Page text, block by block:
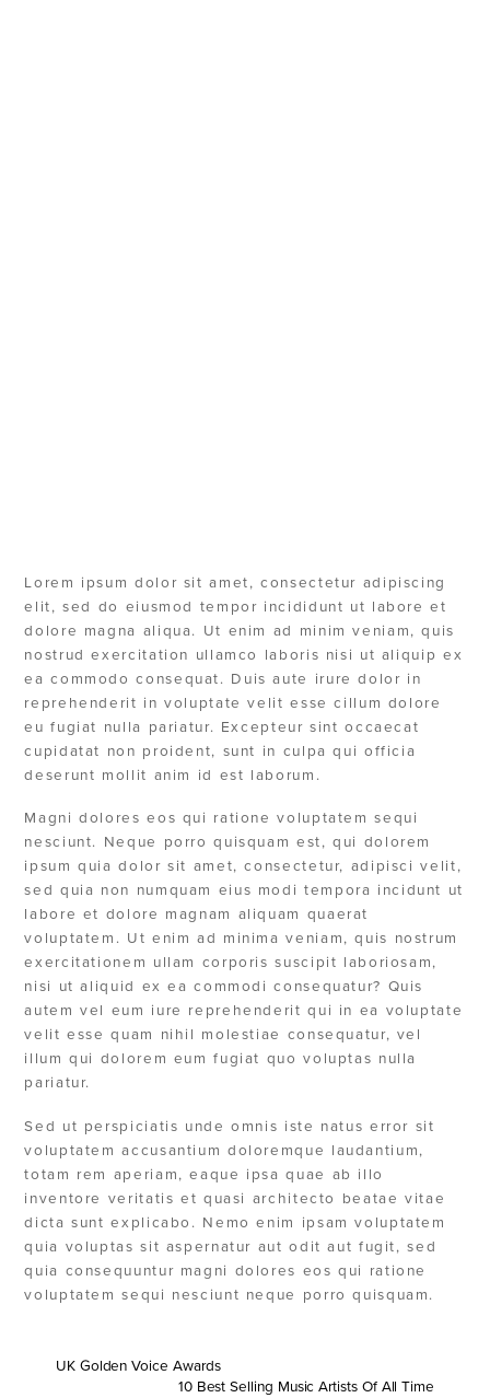
Lorem ipsum dolor sit amet, consectetur adipiscing
elit, sed do eiusmod tempor incididunt ut labore et
dolore magna aliqua. Ut enim ad minim veniam, quis
nostrud exercitation ullamco laboris nisi ut aliquip ex
ea commodo consequat. Duis aute irure dolor in
reprehenderit in voluptate velit esse cillum dolore
eu fugiat nulla pariatur. Excepteur sint occaecat
cupidatat non proident, sunt in culpa qui officia
deserunt mollit anim id est laborum.
Magni dolores eos qui ratione voluptatem sequi
nesciunt. Neque porro quisquam est, qui dolorem
ipsum quia dolor sit amet, consectetur, adipisci velit,
sed quia non numquam eius modi tempora incidunt ut
labore et dolore magnam aliquam quaerat
voluptatem. Ut enim ad minima veniam, quis nostrum
exercitationem ullam corporis suscipit laboriosam,
nisi ut aliquid ex ea commodi consequatur? Quis
autem vel eum iure reprehenderit qui in ea voluptate
velit esse quam nihil molestiae consequatur, vel
illum qui dolorem eum fugiat quo voluptas nulla
pariatur.
Sed ut perspiciatis unde omnis iste natus error sit
voluptatem accusantium doloremque laudantium,
totam rem aperiam, eaque ipsa quae ab illo
inventore veritatis et quasi architecto beatae vitae
dicta sunt explicabo. Nemo enim ipsam voluptatem
quia voluptas sit aspernatur aut odit aut fugit, sed
quia consequuntur magni dolores eos qui ratione
voluptatem sequi nesciunt neque porro quisquam.
UK Golden Voice Awards
10 Best Selling Music Artists Of All Time